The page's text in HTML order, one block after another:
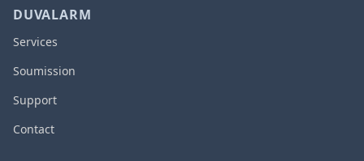
DUVALARM
Services
Soumission
Support
Contact